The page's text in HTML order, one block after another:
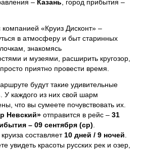
– Казань , город прибытия –
«Круиз Дисконт» –
в атмосферу и быт старинных
знакомясь
и музеями, расширить кругозор,
приятно провести время.
будут такие удивительные
. У каждого из них свой шарм
что вы сумеете почувствовать их.
Невский» отправится в рейс – 31
– 09 сентября (ср)
составляет 10 дней / 9 ночей
увидеть красоты русских рек и озер,